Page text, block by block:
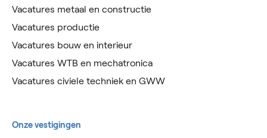
Vacatures metaal en constructie
Vacatures productie
Vacatures bouw en interieur
Vacatures WTB en mechatronica
Vacatures civiele techniek en GWW
Onze vestigingen